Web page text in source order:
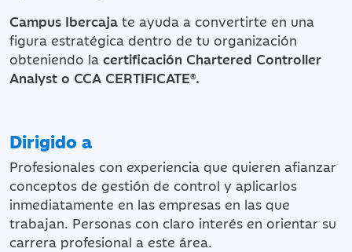
Campus Ibercaja te ayuda a convertirte en una
figura estratégica dentro de tu organización
obteniendo la certificación Chartered Controller
Analyst o CCA CERTIFICATE®.
Dirigido a
Profesionales con experiencia que quieren afianzar
conceptos de gestión de control y aplicarlos
inmediatamente en las empresas en las que
trabajan. Personas con claro interés en orientar su
carrera profesional a este área.